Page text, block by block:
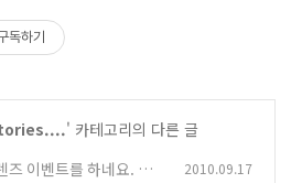
독하기
' 카테고리의 다른 글
이벤트를 하네요. 많
2010.09.17